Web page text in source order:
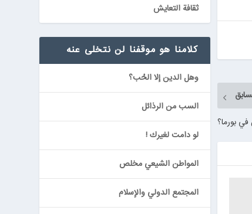
بورما؟
ثقافة التعايش
كلامنا هو موقفنا لن نتخلى عنه
وهل الدين إلا الحُب؟
السب من الرذائل
لو دامت لغيرك !
المواطن الشيعي مخلص
المجتمع الدولي والإسلام